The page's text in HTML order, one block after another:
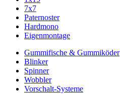
7x7
Paternoster
Hardmono
Eigenmontage
Gummifische & Gummiköder
Blinker
Spinner
Wobbler
Vorschalt-Systeme